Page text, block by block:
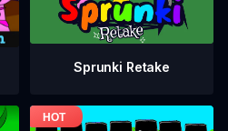
Sprunki Retake